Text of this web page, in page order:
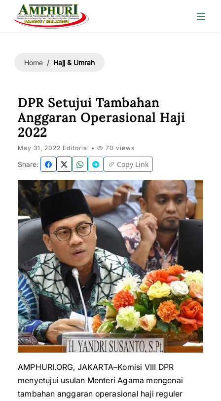
Home Hajj & Umrah
DPR Setujui Tambahan
Anggaran Operasional Haji
2022
May 31, 2022 Editorial • 70 views
Share: Copy Link
AMPHURI.ORG, JAKARTA–Komisi VIII DPR
menyetujui usulan Menteri Agama mengenai
tambahan anggaran operasional haji reguler